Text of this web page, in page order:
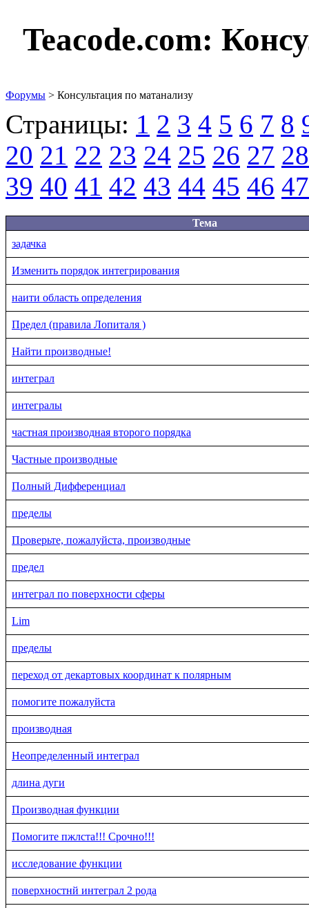
Teacode.com:
Форумы > Консультация по матанализу
Страницы: 1 2 3 4 5 6 7 8
20 21 22 23 24 25 26 27 28
39 40 41 42 43 44 45 46 47
Тема
задачка
Изменить порядок интегрирования
наити область определения
Предел (правила Лопиталя )
Найти производные!
интеграл
интегралы
частная производная второго порядка
Частные производные
Полный Дифференциал
пределы
Проверьте, пожалуйста, производные
предел
интеграл по поверхности сферы
Lim
пределы
переход от декартовых координат к полярным
помогите пожалуйста
производная
Неопределенный интеграл
длина дуги
Производная функции
Помогите пжлста!!! Срочно!!!
исследование функции
поверхностнй интеграл 2 рода